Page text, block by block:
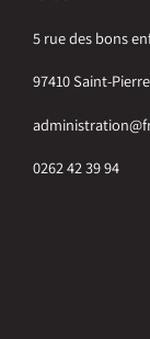
5 rue des bons
97410 Saint-Pierre
0262 42 39 94